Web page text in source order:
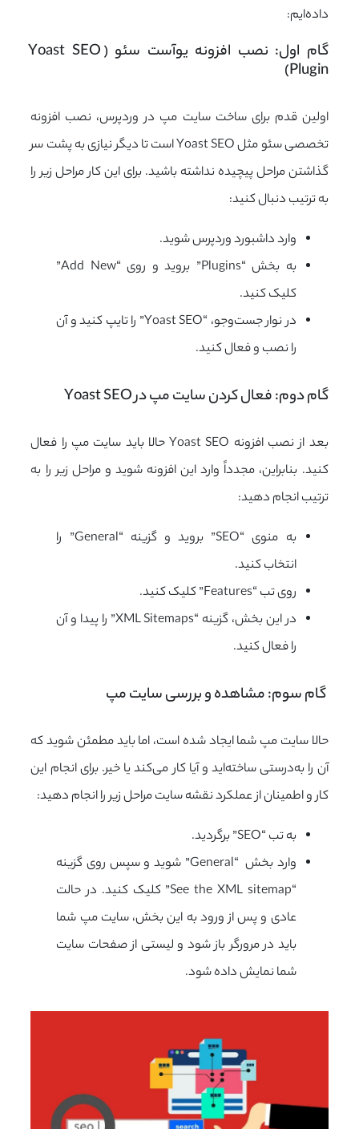
داده‌ایم:
گام اول: نصب افزونه یوآست سئو (Yoast SEO
Plugin)
اولین قدم برای ساخت سایت مپ در وردپرس، نصب افزونه
تخصصی سئو مثل Yoast SEO است تا دیگر نیازی به پشت سر
گذاشتن مراحل پیچیده نداشته باشید. برای این کار مراحل زیر را
به ترتیب دنبال کنید:
وارد داشبورد وردپرس شوید.
به بخش “Plugins” بروید و روی “Add New”
کلیک کنید.
در نوار جست‌وجو، “Yoast SEO” را تایپ کنید و آن
را نصب و فعال کنید.
گام دوم: فعال کردن سایت مپ در Yoast SEO
بعد از نصب افزونه Yoast SEO حالا باید سایت مپ را فعال
کنید. بنابراین، مجدداً وارد این افزونه شوید و مراحل زیر را به
ترتیب انجام دهید:
به منوی “SEO” بروید و گزینه “General” را
انتخاب کنید.
روی تب “Features” کلیک کنید.
در این بخش، گزینه “XML Sitemaps” را پیدا و آن
را فعال کنید.
گام سوم: مشاهده و بررسی سایت مپ
حالا سایت مپ شما ایجاد شده است، اما باید مطمئن شوید که
آن را به‌درستی ساخته‌اید و آیا کار می‌کند یا خیر. برای انجام این
کار و اطمینان از عملکرد نقشه سایت مراحل زیر را انجام دهید:
به تب “SEO” برگردید.
وارد بخش “General” شوید و سپس روی گزینه
“See the XML sitemap” کلیک کنید. در حالت
عادی و پس از ورود به این بخش، سایت مپ شما
باید در مرورگر باز شود و لیستی از صفحات سایت
شما نمایش داده شود.